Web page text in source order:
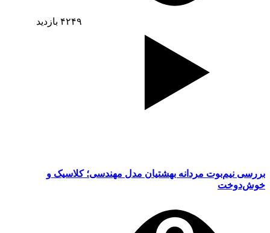
۴۲۴۹ بازدید
بررسی نیم‌بوت مردانه بهشتیان مدل مهندسی؛ کلاسیک و
خوش‌دوخت